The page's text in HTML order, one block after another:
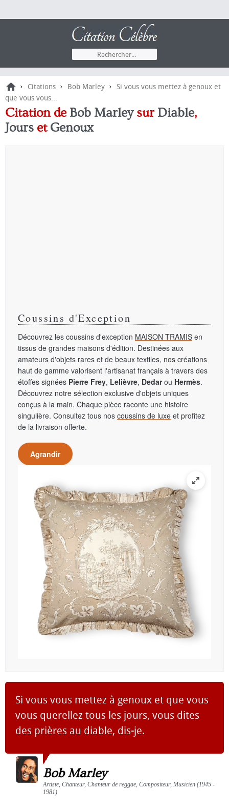
› Citations › Bob Marley › Si vous vous mettez à genoux et
que vous vous...
Citation de Bob Marleysur Diable,
Jours et Genoux
Coussins d'Exception
Découvrez les coussins d'exception MAISON TRAMIS en
tissus de grandes maisons d'édition. Destinées aux
amateurs d'objets rares et de beaux textiles, nos créations
haut de gamme valorisent l'artisanat français à travers des
étoffes signées Pierre Frey, Lelièvre, Dedarou Hermès.
Découvrez notre sélection exclusive d'objets uniques
conçus à la main. Chaque pièce raconte une histoire
singulière. Consultez tous nos coussins de luxe et profitez
de la livraison offerte.
Agrandir
Si vous vous mettez à genoux et que vous
vous querellez tous les jours, vous dites
des prières au diable, dis-je.
Bob Marley
Artiste, Chanteur, Chanteur de reggae, Compositeur, Musicien (1945 -
1981)